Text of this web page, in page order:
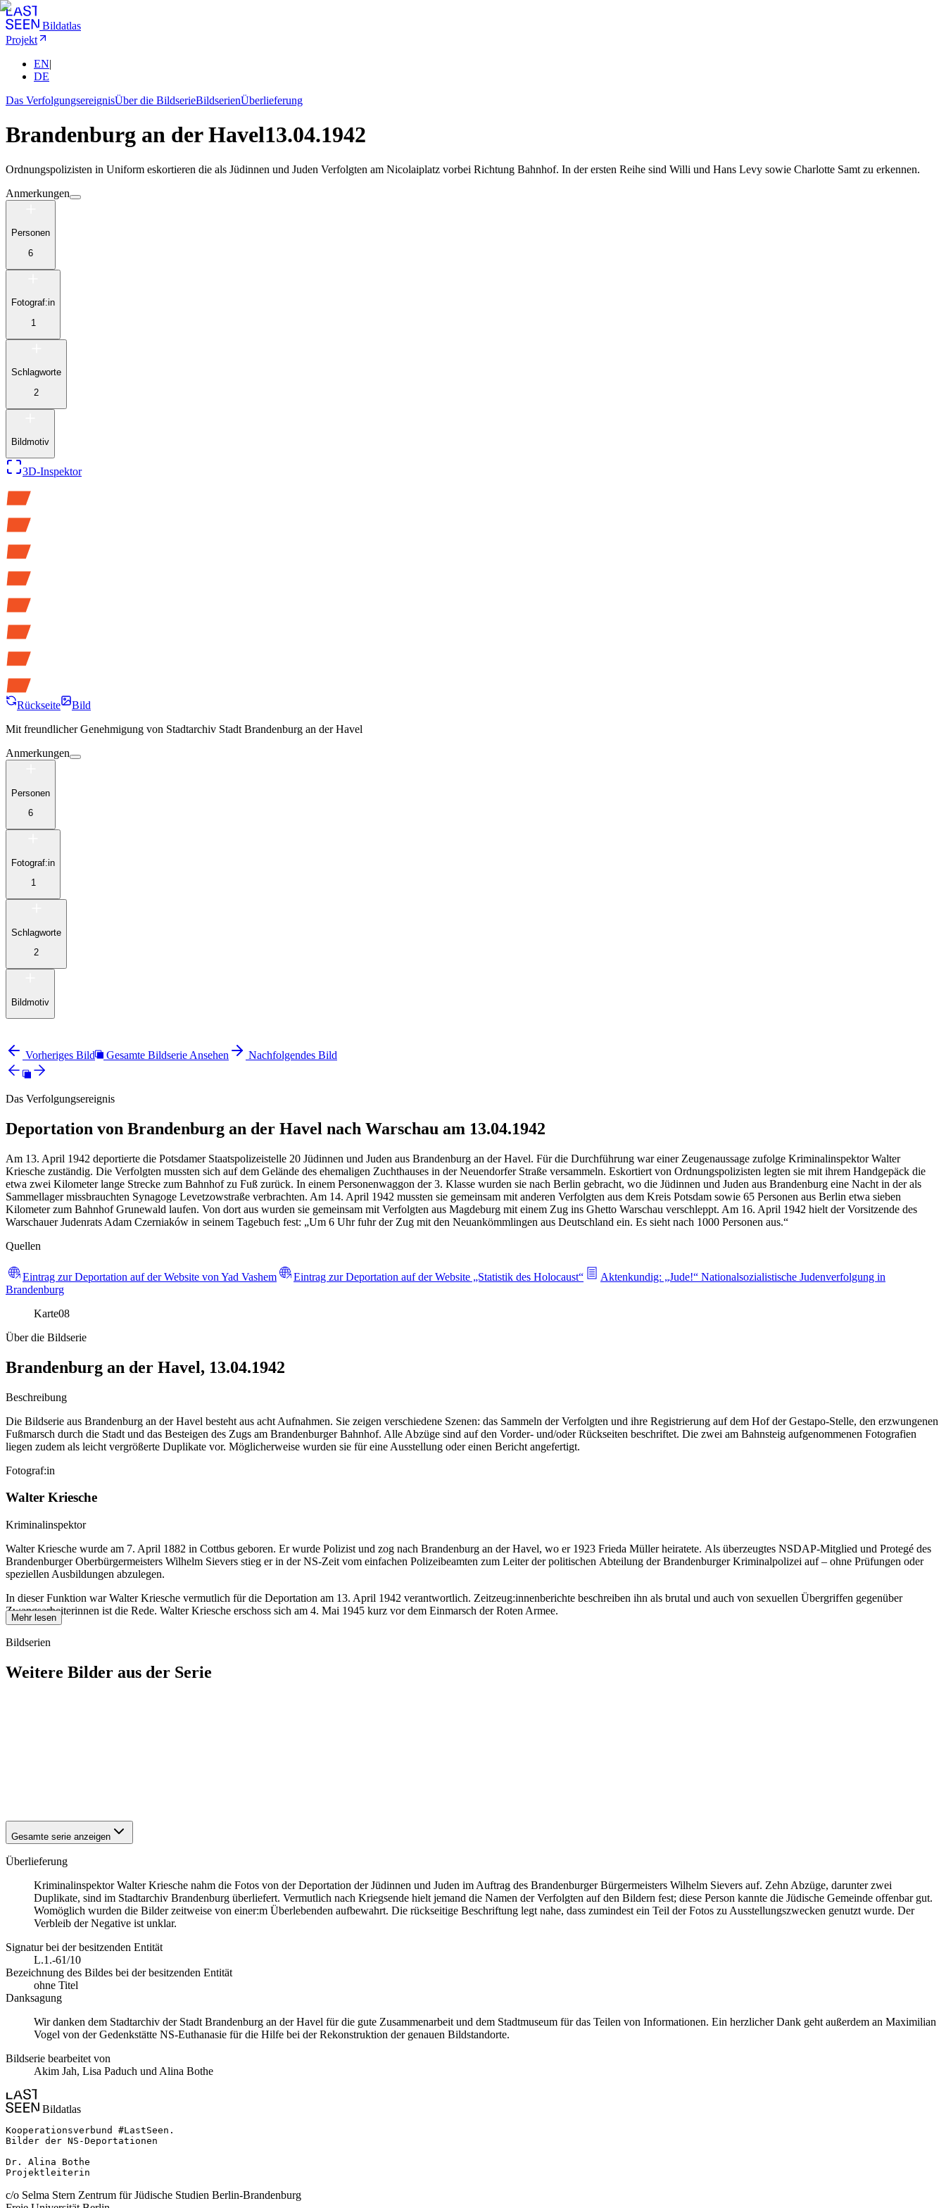
Bildatlas
Projekt
EN|
DE
Das VerfolgungsereignisÜber die BildserieBildserienÜberlieferung
Brandenburg an der Havel13.04.1942
Ordnungspolizisten in Uniform eskortieren die als Jüdinnen und Juden Verfolgten am Nicolaiplatz vorbei Richtung Bahnhof. In der ersten Reihe sind Willi und Hans Levy sowie Charlotte Samt zu erkennen.
Anmerkungen
Personen
6
Fotograf:in
1
Schlagworte
2
Bildmotiv
3D-Inspektor
Rückseite
Bild
Mit freundlicher Genehmigung von Stadtarchiv Stadt Brandenburg an der Havel
Anmerkungen
Personen
6
Fotograf:in
1
Schlagworte
2
Bildmotiv
Vorheriges Bild Gesamte Bildserie Ansehen Nachfolgendes Bild
Das Verfolgungsereignis
Deportation von Brandenburg an der Havel nach Warschau am 13.04.1942
Am 13. April 1942 deportierte die Potsdamer Staatspolizeistelle 20 Jüdinnen und Juden aus Brandenburg an der Havel. Für die Durchführung war einer Zeugenaussage zufolge Kriminalinspektor Walter
Kriesche zuständig. Die Verfolgten mussten sich auf dem Gelände des ehemaligen Zuchthauses in der Neuendorfer Straße versammeln. Eskortiert von Ordnungspolizisten legten sie mit ihrem Handgepäck die
etwa zwei Kilometer lange Strecke zum Bahnhof zu Fuß zurück. In einem Personenwaggon der 3. Klasse wurden sie nach Berlin gebracht, wo die Jüdinnen und Juden aus Brandenburg eine Nacht in der als
Sammellager missbrauchten Synagoge Levetzowstraße verbrachten. Am 14. April 1942 mussten sie gemeinsam mit anderen Verfolgten aus dem Kreis Potsdam sowie 65 Personen aus Berlin etwa sieben
Kilometer zum Bahnhof Grunewald laufen. Von dort aus wurden sie gemeinsam mit Verfolgten aus Magdeburg mit einem Zug ins Ghetto Warschau verschleppt. Am 16. April 1942 hielt der Vorsitzende des
Warschauer Judenrats Adam Czerniaków in seinem Tagebuch fest: „Um 6 Uhr fuhr der Zug mit den Neuankömmlingen aus Deutschland ein. Es sieht nach 1000 Personen aus.“
Quellen
Eintrag zur Deportation auf der Website von Yad Vashem Eintrag zur Deportation auf der Website „Statistik des Holocaust“
Aktenkundig: „Jude!“ Nationalsozialistische Judenverfolgung in
Brandenburg
Karte08
Über die Bildserie
Brandenburg an der Havel, 13.04.1942
Beschreibung
Die Bildserie aus Brandenburg an der Havel besteht aus acht Aufnahmen. Sie zeigen verschiedene Szenen: das Sammeln der Verfolgten und ihre Registrierung auf dem Hof der Gestapo-Stelle, den erzwungenen
Fußmarsch durch die Stadt und das Besteigen des Zugs am Brandenburger Bahnhof. Alle Abzüge sind auf den Vorder- und/oder Rückseiten beschriftet. Die zwei am Bahnsteig aufgenommenen Fotografien
liegen zudem als leicht vergrößerte Duplikate vor. Möglicherweise wurden sie für eine Ausstellung oder einen Bericht angefertigt.
Fotograf:in
Walter Kriesche
Kriminalinspektor
Walter Kriesche wurde am 7. April 1882 in Cottbus geboren. Er wurde Polizist und zog nach Brandenburg an der Havel, wo er 1923 Frieda Müller heiratete. Als überzeugtes NSDAP-Mitglied und Protegé des
Brandenburger Oberbürgermeisters Wilhelm Sievers stieg er in der NS-Zeit vom einfachen Polizeibeamten zum Leiter der politischen Abteilung der Brandenburger Kriminalpolizei auf – ohne Prüfungen oder
speziellen Ausbildungen abzulegen.
In dieser Funktion war Walter Kriesche vermutlich für die Deportation am 13. April 1942 verantwortlich. Zeitzeug:innenberichte beschreiben ihn als brutal und auch von sexuellen Übergriffen gegenüber
Zwangsarbeiterinnen ist die Rede. Walter Kriesche erschoss sich am 4. Mai 1945 kurz vor dem Einmarsch der Roten Armee.
Mehr lesen
Bildserien
Weitere Bilder aus der Serie
Gesamte serie anzeigen
Überlieferung
Kriminalinspektor Walter Kriesche nahm die Fotos von der Deportation der Jüdinnen und Juden im Auftrag des Brandenburger Bürgermeisters Wilhelm Sievers auf. Zehn Abzüge, darunter zwei
Duplikate, sind im Stadtarchiv Brandenburg überliefert. Vermutlich nach Kriegsende hielt jemand die Namen der Verfolgten auf den Bildern fest; diese Person kannte die Jüdische Gemeinde offenbar gut.
Womöglich wurden die Bilder zeitweise von einer:m Überlebenden aufbewahrt. Die rückseitige Beschriftung legt nahe, dass zumindest ein Teil der Fotos zu Ausstellungszwecken genutzt wurde. Der
Verbleib der Negative ist unklar.
Signatur bei der besitzenden Entität
L.1.-61/10
Bezeichnung des Bildes bei der besitzenden Entität
ohne Titel
Danksagung
Wir danken dem Stadtarchiv der Stadt Brandenburg an der Havel für die gute Zusammenarbeit und dem Stadtmuseum für das Teilen von Informationen. Ein herzlicher Dank geht außerdem an Maximilian
Vogel von der Gedenkstätte NS-Euthanasie für die Hilfe bei der Rekonstruktion der genauen Bildstandorte.
Bildserie bearbeitet von
Akim Jah, Lisa Paduch und Alina Bothe
Bildatlas
Kooperationsverbund #LastSeen.
Bilder der NS-Deportationen
Dr. Alina Bothe
Projektleiterin
c/o Selma Stern Zentrum für Jüdische Studien Berlin-Brandenburg